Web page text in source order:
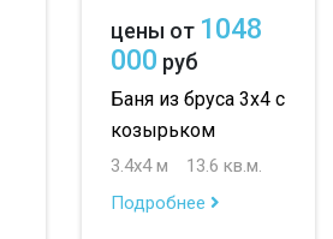
цены от 1048
000 руб
Баня из бруса 3х4 с
козырьком
3.4х4 м
13.6 кв.м.
Подробнее